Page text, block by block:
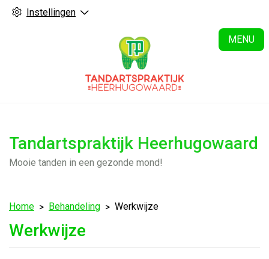
Instellingen
MENU
Tandartspraktijk Heerhugowaard
Mooie tanden in een gezonde mond!
Home Behandeling Werkwijze
Werkwijze